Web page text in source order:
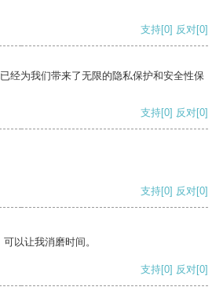
支持[0] 反对[0]
经为我们带来了无限的隐私保护和安全性保
支持[0] 反对[0]
支持[0] 反对[0]
以让我消磨时间。
支持[0] 反对[0]